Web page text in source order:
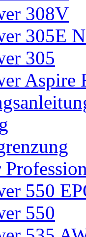
308V
305E
305
Aspire
550
550